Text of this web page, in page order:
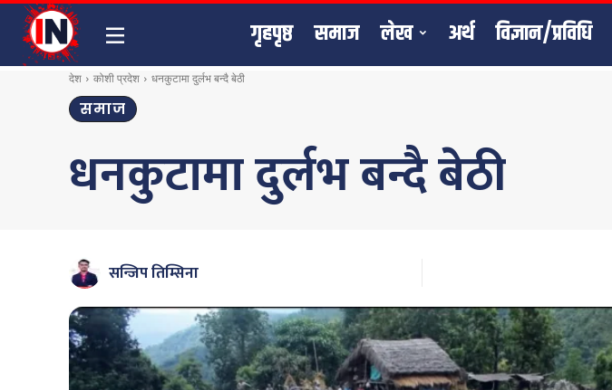
गृहपृष्ठ समाज लेख अर्थ विज्ञान/प्रविधि
देश कोशी प्रदेश धनकुटामा दुर्लभ बन्दै बेठी
समाज
धनकुटामा दुर्लभ बन्दै बेठी
सन्जिप तिम्सिना